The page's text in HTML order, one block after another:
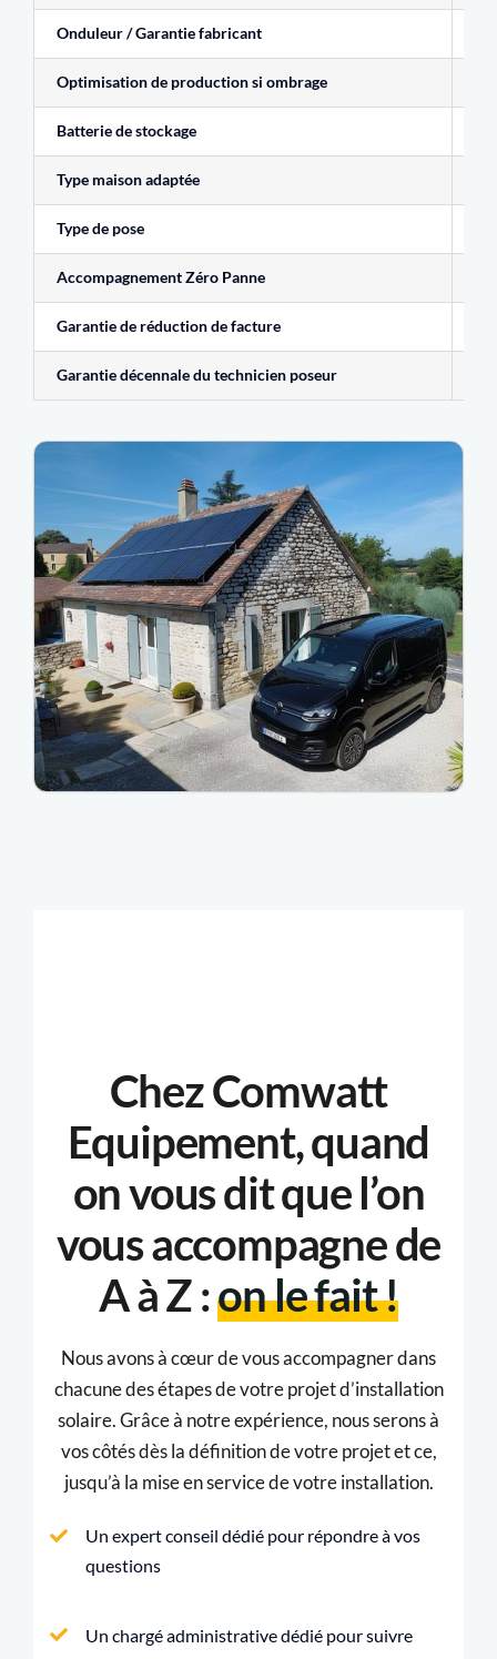
Onduleur / Garantie fabricant
Optimisation de production si ombrage
Batterie de stockage
Type maison adaptée
Type de pose
Accompagnement Zéro Panne
Garantie de réduction de facture
Garantie décennale du technicien poseur
Chez Comwatt
Equipement, quand
on vous dit que l’on
vous accompagne de
A à Z :on le fait !
Nous avons à cœur de vous accompagner dans
chacune des étapes de votre projet d’installation
solaire. Grâce à notre expérience, nous serons à
vos côtés dès la définition de votre projet et ce,
jusqu’à la mise en service de votre installation.
Un expert conseil dédié pour répondre à vos
questions
Un chargé administrative dédié pour suivre